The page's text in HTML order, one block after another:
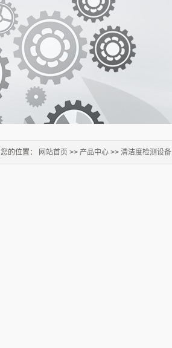
您的位置： 网站首页 >> 产品中心 >> 清洁度检测设备